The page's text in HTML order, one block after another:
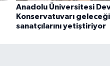
Anadolu Üniversitesi
Konservatuvarı
sanatçılarını yetiştiriyor